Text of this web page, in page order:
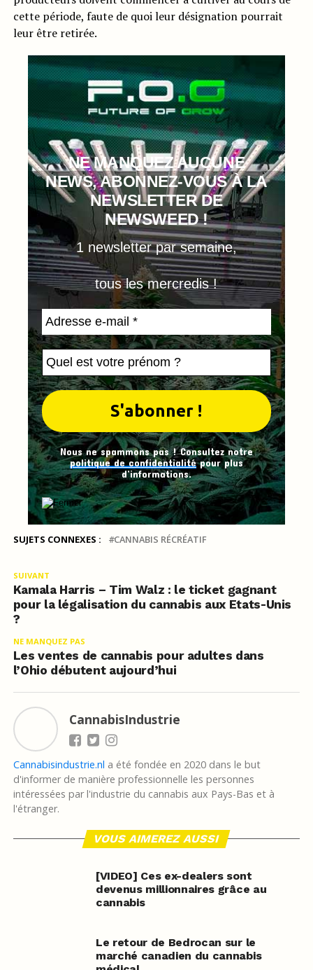
cette période, faute de quoi leur désignation pourrait
leur être retirée.
NE MANQUEZ AUCUNE
NEWS, ABONNEZ-VOUS À LA
NEWSLETTER DE
NEWSWEED !
1 newsletter par semaine,
tous les mercredis !
Nous ne spammons pas ! Consultez notre
politique de confidentialitépour plus
d’informations.
SUJETS CONNEXES : CANNABIS RÉCRÉATIF
SUIVANT
Kamala Harris – Tim Walz : le ticket gagnant
pour la légalisation du cannabis aux Etats-Unis
?
NE MANQUEZ PAS
Les ventes de cannabis pour adultes dans
l’Ohio débutent aujourd’hui
CannabisIndustrie
Cannabisindustrie.nl a été fondée en 2020 dans le but
d'informer de manière professionnelle les personnes
intéressées par l'industrie du cannabis aux Pays-Bas et à
l'étranger.
VOUS AIMEREZ AUSSI
[VIDEO] Ces ex-dealers sont
devenus millionnaires grâce au
cannabis
Le retour de Bedrocan sur le
marché canadien du cannabis